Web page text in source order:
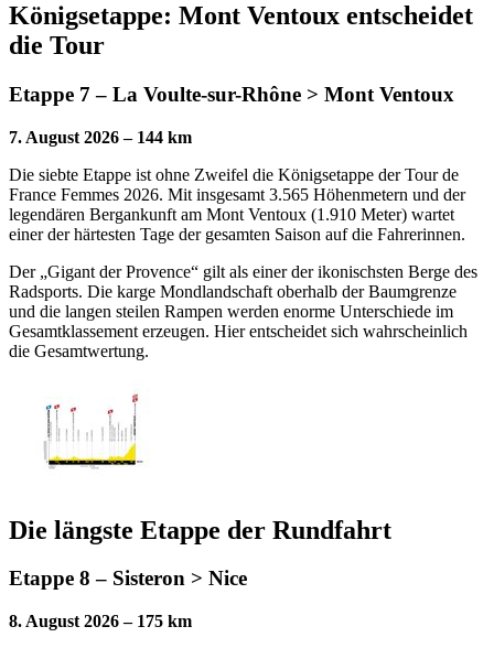
Königsetappe: Mont Ventoux entscheidet
die Tour
Etappe 7 – La Voulte-sur-Rhône > Mont Ventoux
7. August 2026 – 144 km
Die siebte Etappe ist ohne Zweifel die Königsetappe der Tour de
France Femmes 2026. Mit insgesamt 3.565 Höhenmetern und der
legendären Bergankunft am Mont Ventoux (1.910 Meter) wartet
einer der härtesten Tage der gesamten Saison auf die Fahrerinnen.
Der „Gigant der Provence“ gilt als einer der ikonischsten Berge des
Radsports. Die karge Mondlandschaft oberhalb der Baumgrenze
und die langen steilen Rampen werden enorme Unterschiede im
Gesamtklassement erzeugen. Hier entscheidet sich wahrscheinlich
die Gesamtwertung.
Die längste Etappe der Rundfahrt
Etappe 8 – Sisteron > Nice
8. August 2026 – 175 km